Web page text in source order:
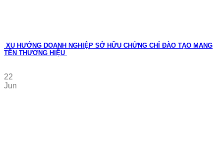
XU HƯỚNG DOANH NGHIỆP SỞ HỮU CHỨNG CHỈ ĐÀO TẠO MANG
TÊN THƯƠNG HIỆU
22
Jun